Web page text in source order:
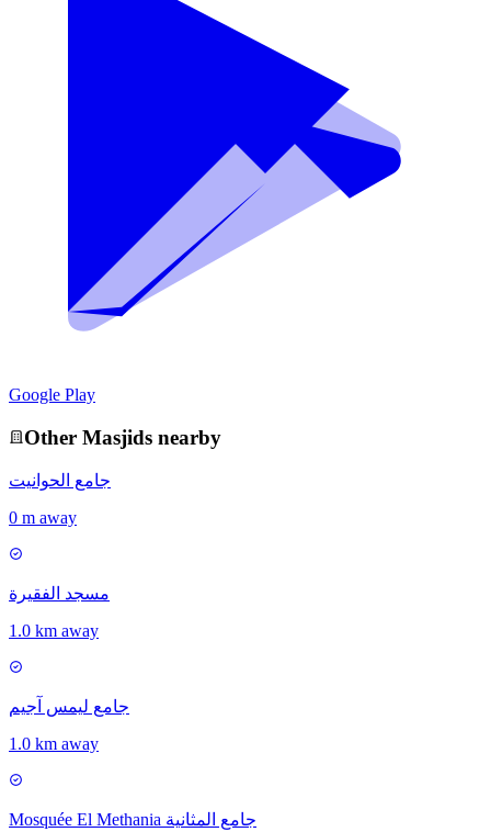
Google Play
Other Masjids nearby
جامع الحوانيت
0 m away
مسجد الفقيرة
1.0 km away
جامع ليمس آجيم
1.0 km away
Mosquée El Methania جامع المثانية